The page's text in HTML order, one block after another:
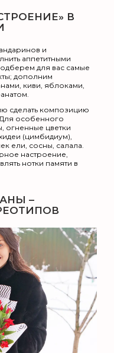
В
и
аппетитными
для вас самые
дополним
киви, яблоками,
сделать композицию
особенного
огненные цветки
(цимбидиум),
ели, сосны, салала.
настроение,
нотки памяти в
–